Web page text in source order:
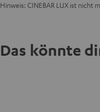
Hinweis: CINEBAR LUX ist nicht
Das könnte